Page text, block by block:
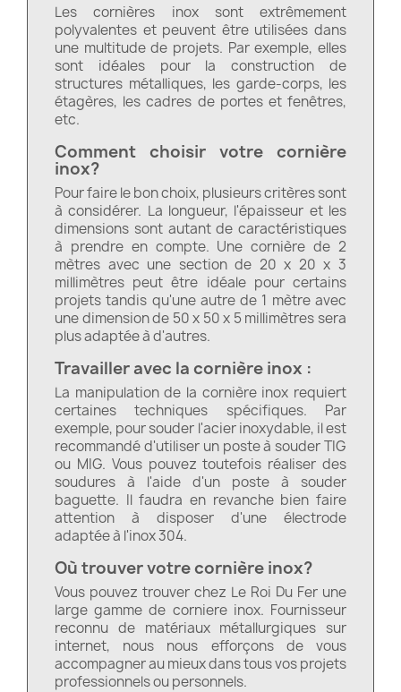
Les cornières inox sont extrêmement
polyvalentes et peuvent être utilisées dans
une multitude de projets. Par exemple, elles
sont idéales pour la construction de
structures métalliques, les garde-corps, les
étagères, les cadres de portes et fenêtres,
etc.
Comment choisir votre cornière
inox?
Pour faire le bon choix, plusieurs critères sont
à considérer. La longueur, l'épaisseur et les
dimensions sont autant de caractéristiques
à prendre en compte. Une cornière de 2
mètres avec une section de 20 x 20 x 3
millimètres peut être idéale pour certains
projets tandis qu'une autre de 1 mètre avec
une dimension de 50 x 50 x 5 millimètres sera
plus adaptée à d'autres.
Travailler avec la cornière inox :
La manipulation de la cornière inox requiert
certaines techniques spécifiques. Par
exemple, pour souder l'acier inoxydable, il est
recommandé d'utiliser un poste à souder TIG
ou MIG. Vous pouvez toutefois réaliser des
soudures à l'aide d'un poste à souder
baguette. Il faudra en revanche bien faire
attention à disposer d'une électrode
adaptée à l'inox 304.
Où trouver votre cornière inox?
Vous pouvez trouver chez Le Roi Du Fer une
large gamme de corniere inox. Fournisseur
reconnu de matériaux métallurgiques sur
internet, nous nous efforçons de vous
accompagner au mieux dans tous vos projets
professionnels ou personnels.